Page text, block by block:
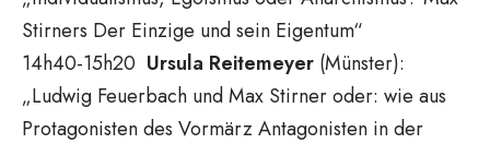
Stirners Der Einzige und sein Eigentum“
14h40-15h20 Ursula Reitemeyer (Münster):
„Ludwig Feuerbach und Max Stirner oder: wie aus
Protagonisten des Vormärz Antagonisten in der